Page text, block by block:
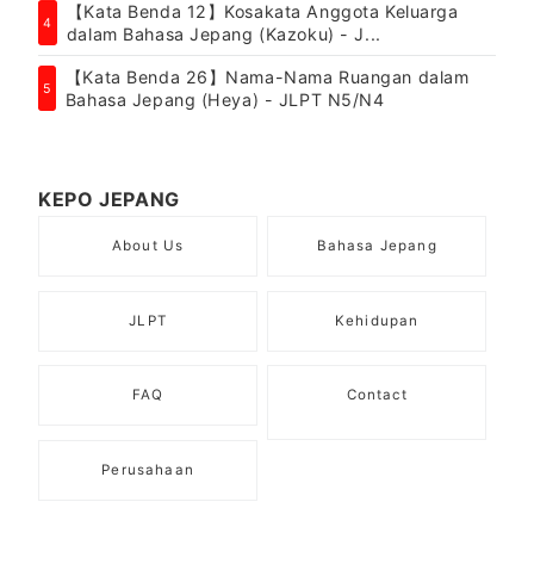
4
【Kata Benda 12】Kosakata Anggota Keluarga
dalam Bahasa Jepang (Kazoku) - J...
5
【Kata Benda 26】Nama-Nama Ruangan dalam
Bahasa Jepang (Heya) - JLPT N5/N4
KEPO JEPANG
About Us Bahasa Jepang
JLPT Kehidupan
FAQ Contact
Perusahaan